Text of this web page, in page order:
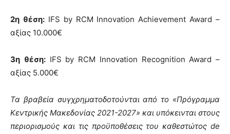
2η θέση:IFS by RCM Innovation Achievement Award –
αξίας 10.000€
3η θέση:IFS by RCM Innovation Recognition Award –
αξίας 5.000€
Τα βραβεία συγχρηματοδοτούνται από το «Πρόγραμμα
Κεντρικής Μακεδονίας 2021-2027» και υπόκεινται στους
περιορισμούς και τις προϋποθέσεις του καθεστώτος de